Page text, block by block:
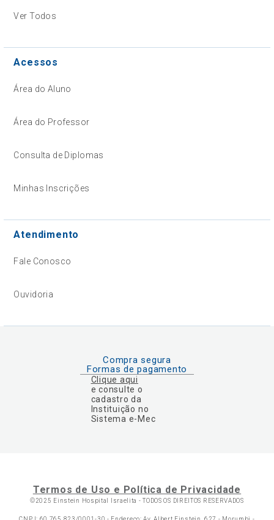
Ver Todos
Acessos
Área do Aluno
Área do Professor
Consulta de Diplomas
Minhas Inscrições
Atendimento
Fale Conosco
Ouvidoria
Compra segura
Formas de pagamento
Clique aqui
e consulte o
cadastro da
Instituição no
Sistema e-Mec
Termos de Uso e Política de Privacidade
©2025 Einstein Hospital Israelita -TODOS OS DIREITOS RESERVADOS